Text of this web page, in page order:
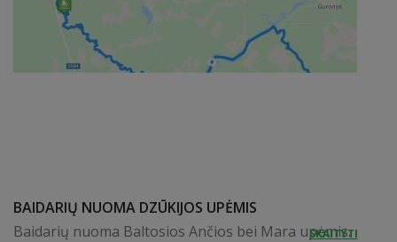
BAIDARIŲ NUOMA DZŪKIJOS UPĖMIS
Baidarių nuoma Baltosios Ančios bei Mara upėmis.
SKAITYTI